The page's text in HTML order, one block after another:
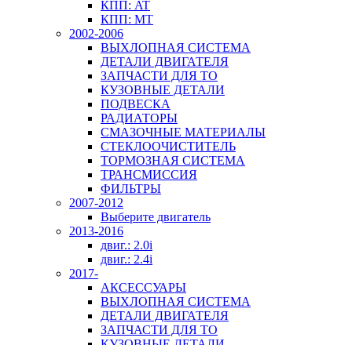
КПП: AT
КПП: MT
2002-2006
ВЫХЛОПНАЯ СИСТЕМА
ДЕТАЛИ ДВИГАТЕЛЯ
ЗАПЧАСТИ ДЛЯ ТО
КУЗОВНЫЕ ДЕТАЛИ
ПОДВЕСКА
РАДИАТОРЫ
СМАЗОЧНЫЕ МАТЕРИАЛЫ
СТЕКЛООЧИСТИТЕЛЬ
ТОРМОЗНАЯ СИСТЕМА
ТРАНСМИССИЯ
ФИЛЬТРЫ
2007-2012
Выберите двигатель
2013-2016
двиг.: 2.0i
двиг.: 2.4i
2017-
АКСЕССУАРЫ
ВЫХЛОПНАЯ СИСТЕМА
ДЕТАЛИ ДВИГАТЕЛЯ
ЗАПЧАСТИ ДЛЯ ТО